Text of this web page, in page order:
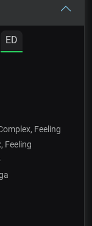
ED
Feeling
Feeling